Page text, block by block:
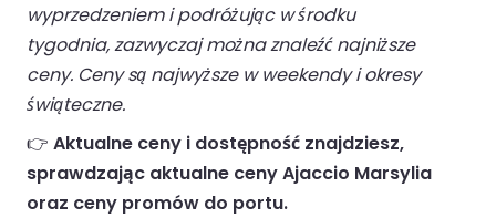
wyprzedzeniem i podróżując w środku
tygodnia, zazwyczaj można znaleźć najniższe
ceny. Ceny są najwyższe w weekendy i okresy
świąteczne.
👉 Aktualne ceny i dostępność znajdziesz,
sprawdzając aktualne ceny Ajaccio Marsylia
oraz ceny promów do portu.